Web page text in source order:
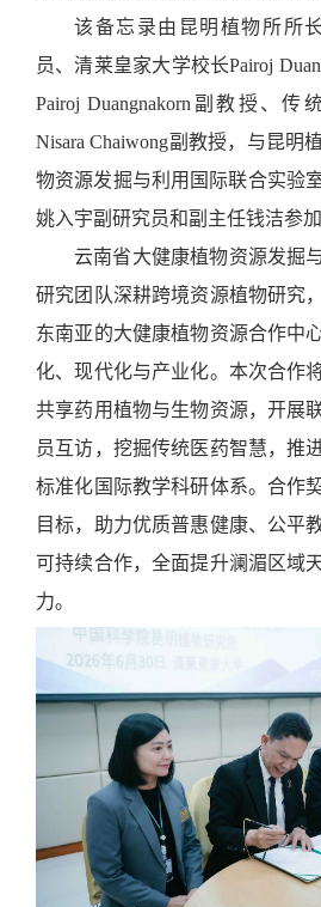
该备忘录由昆明植物所所
员、清莱皇家大学校长Pairoj
Pairoj Duangnakorn副教授、传
Nisara Chaiwong副教授，与昆明
物资源发掘与利用国际联合实验
姚入宇副研究员和副主任钱洁参
云南省大健康植物资源发掘
研究团队深耕跨境资源植物研究
东南亚的大健康植物资源合作中
化、现代化与产业化。本次合作
共享药用植物与生物资源，开展
员互访，挖掘传统医药智慧，推
标准化国际教学科研体系。合作
目标，助力优质普惠健康、公平
可持续合作，全面提升澜湄区域
力。